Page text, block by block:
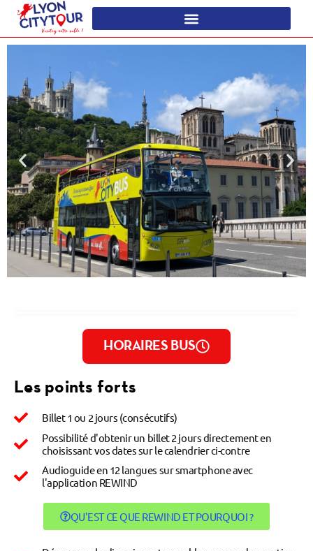
HORAIRES BUS
Les points forts
Billet 1 ou 2 jours (consécutifs)
Possibilité d'obtenir un billet 2 jours directement en
choisissant vos dates sur le calendrier ci-contre
Audioguide en 12 langues sur smartphone avec
l'application REWIND
QU'EST CE QUE REWIND ET POURQUOI ?